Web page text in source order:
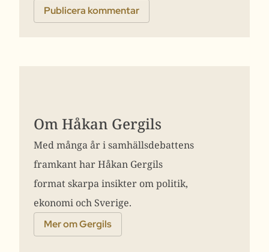
Om Håkan Gergils
Med många år i samhällsdebattens
framkant har Håkan Gergils
format skarpa insikter om politik,
ekonomi och Sverige.
Mer om Gergils